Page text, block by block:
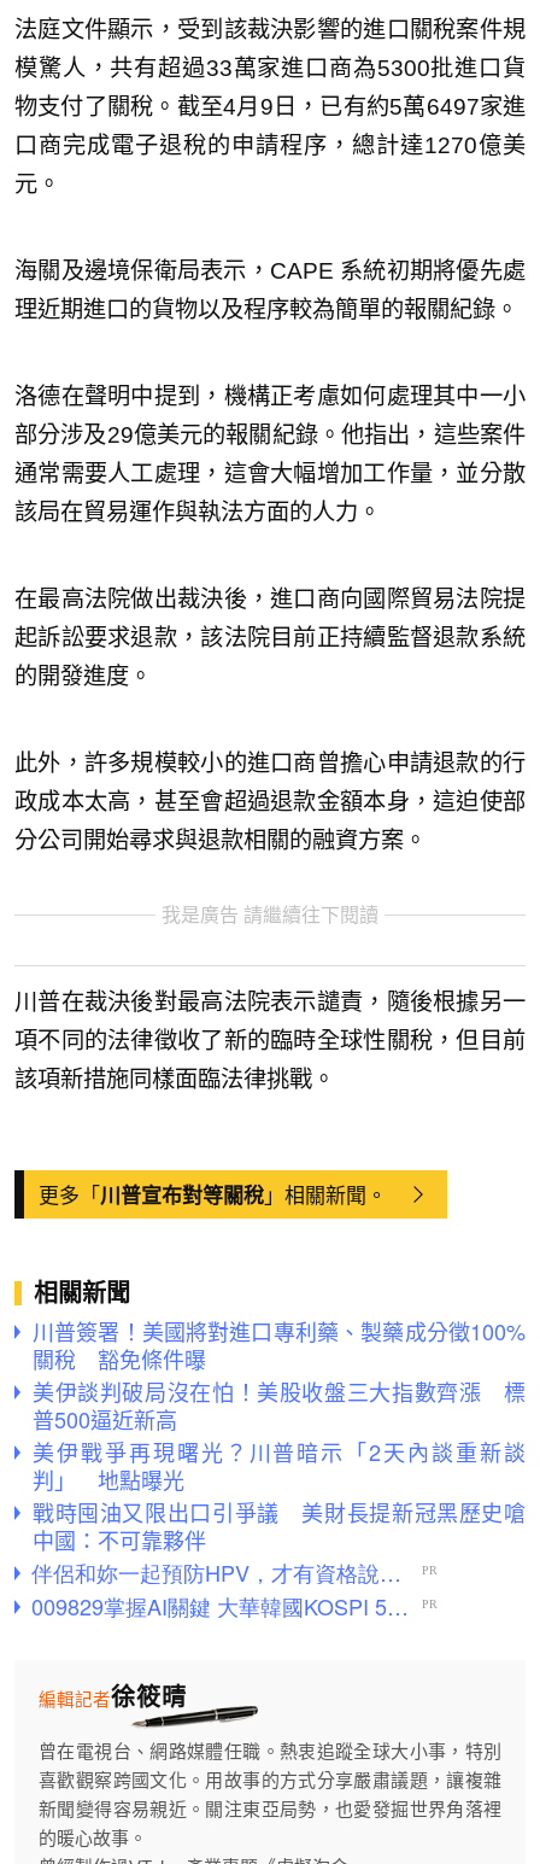
法庭文件顯示，受到該裁決影響的進口關稅案件規
模驚人，共有超過33萬家進口商為5300批進口貨
物支付了關稅。截至4月9日，已有約5萬6497家進
口商完成電子退稅的申請程序，總計達1270億美
元。
海關及邊境保衛局表示，CAPE 系統初期將優先處
理近期進口的貨物以及程序較為簡單的報關紀錄。
洛德在聲明中提到，機構正考慮如何處理其中一小
部分涉及29億美元的報關紀錄。他指出，這些案件
通常需要人工處理，這會大幅增加工作量，並分散
該局在貿易運作與執法方面的人力。
在最高法院做出裁決後，進口商向國際貿易法院提
起訴訟要求退款，該法院目前正持續監督退款系統
的開發進度。
此外，許多規模較小的進口商曾擔心申請退款的行
政成本太高，甚至會超過退款金額本身，這迫使部
分公司開始尋求與退款相關的融資方案。
我是廣告 請繼續往下閱讀
川普在裁決後對最高法院表示譴責，隨後根據另一
項不同的法律徵收了新的臨時全球性關稅，但目前
該項新措施同樣面臨法律挑戰。
更多「川普宣布對等關稅」相關新聞。
相關新聞
川普簽署！美國將對進口專利藥、製藥成分徵100%
關稅 豁免條件曝
美伊談判破局沒在怕！美股收盤三大指數齊漲 標
普500逼近新高
美伊戰爭再現曙光？川普暗示「2天內談重新談
判」 地點曝光
戰時囤油又限出口引爭議 美財長提新冠黑歷史嗆
中國：不可靠夥伴
徐筱晴
編輯記者
曾在電視台、網路媒體任職。熱衷追蹤全球大小事，特別
喜歡觀察跨國文化。用故事的方式分享嚴肅議題，讓複雜
新聞變得容易親近。關注東亞局勢，也愛發掘世界角落裡
的暖心故事。